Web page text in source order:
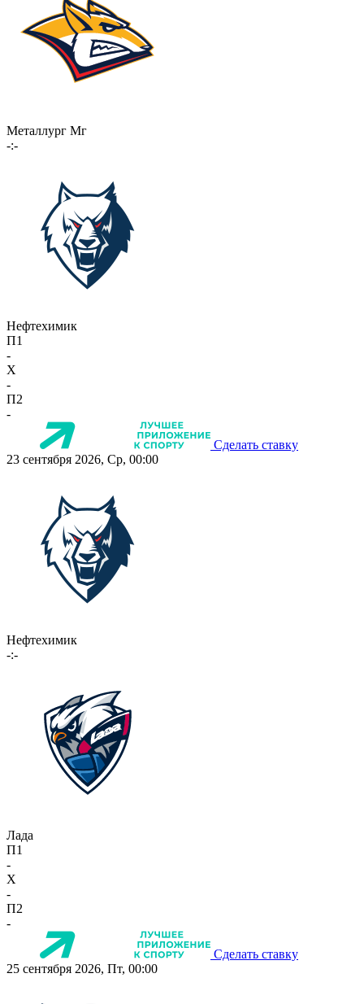
Металлург Мг
-:-
Нефтехимик
П1
-
X
-
П2
-
Сделать ставку
23 сентября 2026, Ср, 00:00
Нефтехимик
-:-
Лада
П1
-
X
-
П2
-
Сделать ставку
25 сентября 2026, Пт, 00:00